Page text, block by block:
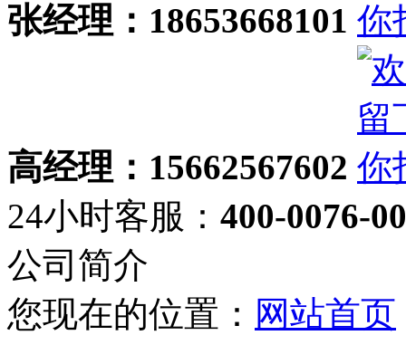
张经理：18653668101
高经理：15662567602
24小时客服： 400-0076-
公司简介
您现在的位置： 网站首页